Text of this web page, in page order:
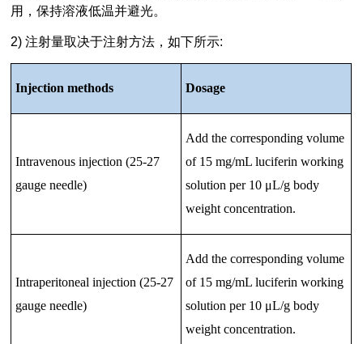
用，保持溶液低温并避光。
2) 注射量取决于注射方法，如下所示:
Injection methods Dosage
Intravenous injection (25-27
gauge needle)
Add the corresponding volume
of 15 mg/mL luciferin working
solution per 10 μL/g body
weight concentration.
Intraperitoneal injection (25-27
gauge needle)
Add the corresponding volume
of 15 mg/mL luciferin working
solution per 10 μL/g body
weight concentration.